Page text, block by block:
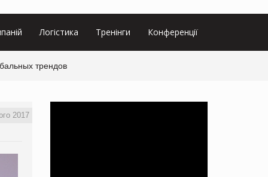
Логістика Тренінги Конференції
трендов
2017